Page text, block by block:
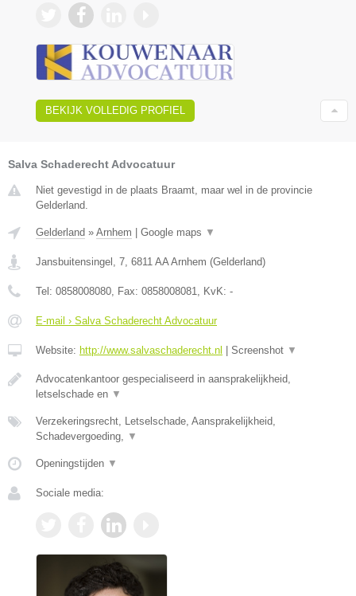
BEKIJK VOLLEDIG PROFIEL
Salva Schaderecht Advocatuur
Niet gevestigd in de plaats Braamt, maar wel in de provincie
Gelderland.
Gelderland » Arnhem Google maps ▼
Jansbuitensingel, 7, 6811 AA Arnhem (Gelderland)
Tel: 0858008080, Fax: 0858008081, KvK: -
E-mail › Salva Schaderecht Advocatuur
Website: http://www.salvaschaderecht.nl Screenshot ▼
Advocatenkantoor gespecialiseerd in aansprakelijkheid,
letselschade en ▼
Verzekeringsrecht, Letselschade, Aansprakelijkheid,
Schadevergoeding, ▼
Openingstijden ▼
Sociale media: